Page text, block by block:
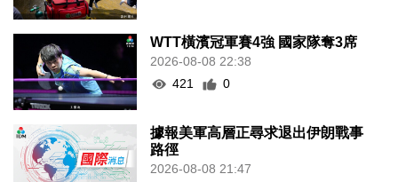
WTT橫濱冠軍賽4強 國家隊奪3席
2026-08-08 22:38
421
0
據報美軍高層正尋求退出伊朗戰事
路徑
2026-08-08 21:47